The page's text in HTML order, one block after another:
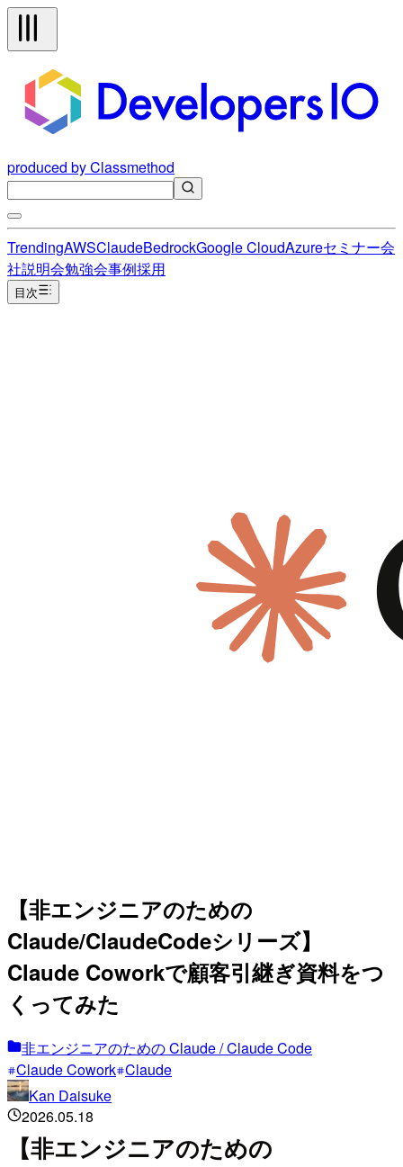
produced by Classmethod
TrendingAWSClaudeBedrockGoogle CloudAzureセミナー会
社説明会勉強会事例採用
目次
【非エンジニアのための
Claude/ClaudeCodeシリーズ】
Claude Coworkで顧客引継ぎ資料をつ
くってみた
非エンジニアのための Claude / Claude Code
Claude Cowork Claude
Kan Daisuke
2026.05.18
【非エンジニアのための